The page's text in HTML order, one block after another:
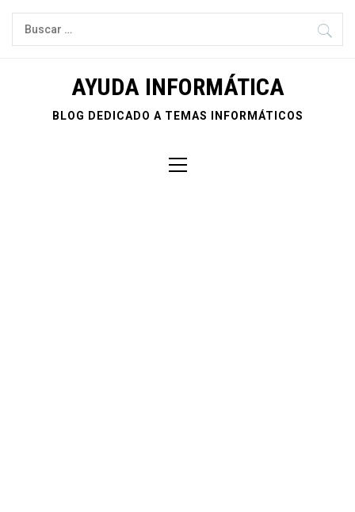
Buscar:
AYUDA INFORMÁTICA
BLOG DEDICADO A TEMAS INFORMÁTICOS
principal